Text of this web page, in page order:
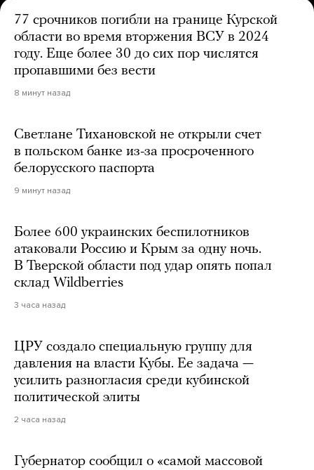
77 срочников погибли на границе Курской
области во время вторжения ВСУ в 2024
году. Еще более 30 до сих пор числятся
пропавшими без вести
8 минут назад
Светлане Тихановской не открыли счет
в польском банке из-за просроченного
белорусского паспорта
9 минут назад
Более 600 украинских беспилотников
атаковали Россию и Крым за одну ночь.
В Тверской области под удар опять попал
склад Wildberries
3 часа назад
ЦРУ создало специальную группу для
давления на власти Кубы. Ее задача —
усилить разногласия среди кубинской
политической элиты
2 часа назад
Губернатор сообщил о «самой массовой